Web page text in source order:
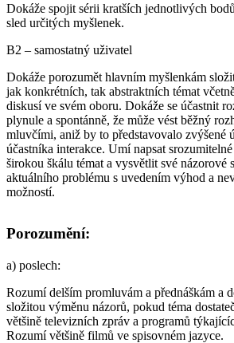
Dokáže spojit sérii kratších jednotlivých
sled určitých myšlenek.
B2 – samostatný uživatel
Dokáže porozumět hlavním myšlenkám
jak konkrétních, tak abstraktních témat
diskusí ve svém oboru. Dokáže se účastnit
plynule a spontánně, že může vést běžný
mluvčími, aniž by to představovalo zvýšené
účastníka interakce. Umí napsat
širokou škálu témat a vysvětlit své názorové
aktuálního problému s uvedením výhod a
možností.
Porozumění:
a) poslech:
Rozumí delším promluvám a přednáškám a
složitou výměnu názorů, pokud téma
většině televizních zpráv a programů
Rozumí většině filmů ve spisovném jazyce.